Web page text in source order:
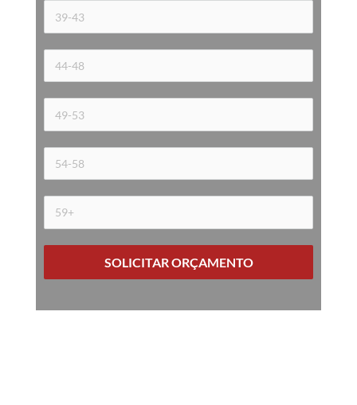
SOLICITAR ORÇAMENTO